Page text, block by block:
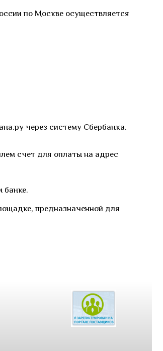
по Москве осуществляется
через систему Сбербанка.
счет для оплаты на адрес
банке.
предназначенной для